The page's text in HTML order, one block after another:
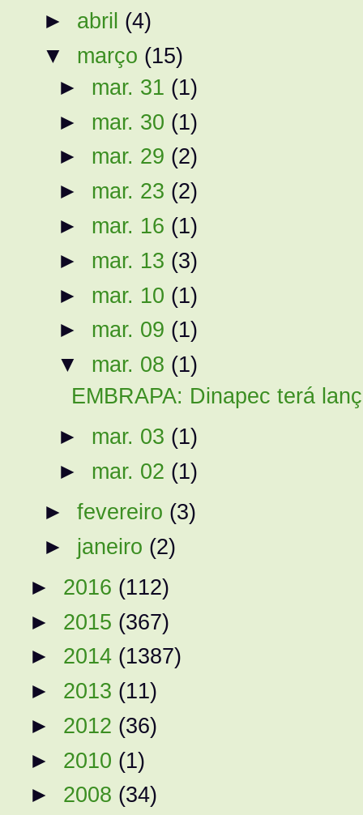
► abril (4)
▼ março (15)
► mar. 31 (1)
► mar. 30 (1)
► mar. 29 (2)
► mar. 23 (2)
► mar. 16 (1)
► mar. 13 (3)
► mar. 10 (1)
► mar. 09 (1)
▼ mar. 08 (1)
EMBRAPA: Dinapec terá
► mar. 03 (1)
► mar. 02 (1)
►fevereiro (3)
► janeiro (2)
► 2016 (112)
► 2015 (367)
► 2014 (1387)
► 2013 (11)
► 2012 (36)
► 2010 (1)
► 2008 (34)